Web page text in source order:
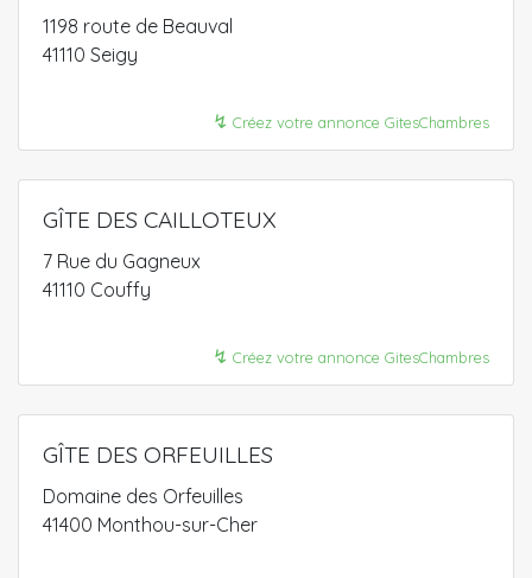
1198 route de Beauval
41110 Seigy
↯ Créez votre annonce GitesChambres
GÎTE DES CAILLOTEUX
7 Rue du Gagneux
41110 Couffy
↯ Créez votre annonce GitesChambres
GÎTE DES ORFEUILLES
Domaine des Orfeuilles
41400 Monthou-sur-Cher